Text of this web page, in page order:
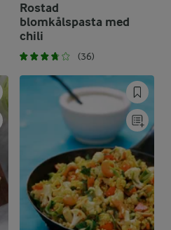
Rostad
blomkålspasta med
chili
(36)